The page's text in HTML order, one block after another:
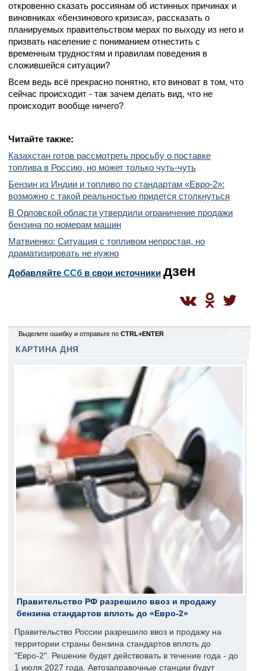
откровенно сказать россиянам об истинных причинах и
виновниках «бензинового кризиса», рассказать о
планируемых правительством мерах по выходу из него и
призвать население с пониманием отнестить с
временным трудностям и правилам поведения в
сложившейся ситуации?
Всем ведь всё прекрасно понятно, кто виноват в том, что
сейчас происходит - так зачем делать вид, что не
происходит вообще ничего?
Читайте также:
Казахстан готов рассмотреть просьбу о поставке
топлива в Россию, но может только чуть-чуть
Бензин из Индии и топливо по стандартам «Евро-2»:
возможно с такой реальностью придется столкнуться
В Орловской области утвердили ограничение продажи
бензина по номерам машин
Матвиенко: Ситуация с топливом непростая, но
драматизировать не нужно
Добавляйте CСб в свои источники дзен
Выделите ошибку и отправьте по CTRL+ENTER
КАРТИНА ДНЯ
Правительство РФ разрешило ввоз и продажу
бензина стандартов вплоть до «Евро-2»
Правительство России разрешило ввоз и продажу на
территории страны бензина стандартов вплоть до
"Евро-2". Решение будет действовать в течение года - до
1 июля 2027 года. Автозаправочные станции будут